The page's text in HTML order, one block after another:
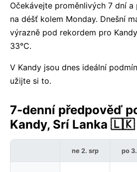
Očekávejte proměnlivých 7 dní
na déšť kolem Monday. Dnešní
výrazně pod rekordem pro
33°C.
V Kandy jsou dnes ideální
užijte si to.
7-denní předpověď
Kandy, Srí Lanka 🇱🇰
ne 2. srp po